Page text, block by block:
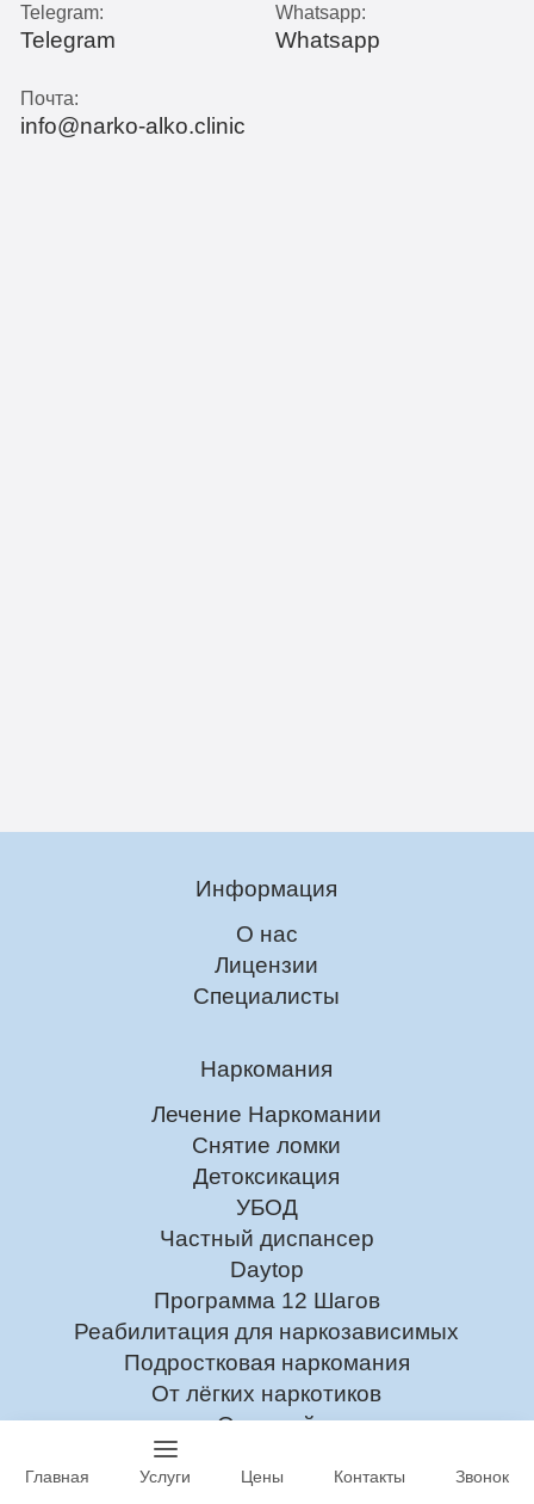
Telegram:
Telegram
Whatsapp:
Whatsapp
Почта:
info@narko-alko.clinic
Информация
О нас
Лицензии
Специалисты
Наркомания
Лечение Наркомании
Снятие ломки
Детоксикация
УБОД
Частный диспансер
Daytop
Программа 12 Шагов
Реабилитация для наркозависимых
Подростковая наркомания
От лёгких наркотиков
От солей
От героина
Главная Услуги Цены Контакты Звонок